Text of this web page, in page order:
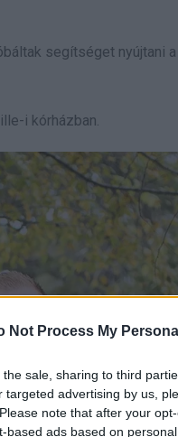
Not Process My
sale, sharing to third
targeted advertising by us,
note that after your
based ads based on
segítséget nyújtani
i kórházban.